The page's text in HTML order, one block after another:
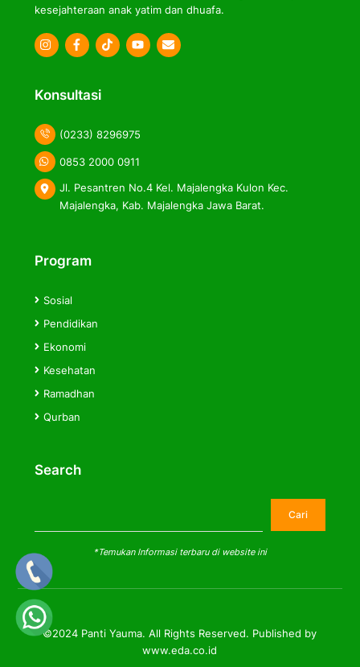
kesejahteraan anak yatim dan dhuafa.
Icon
Icon
Icon
Konsultasi
(0233) 8296975
0853 2000 0911
Jl. Pesantren No.4 Kel. Majalengka Kulon Kec.
Majalengka, Kab. Majalengka Jawa Barat.
Program
Sosial
Pendidikan
Ekonomi
Kesehatan
Ramadhan
Qurban
Search
Cari
*Temukan Informasi terbaru di website ini
©2024 Panti Yauma. All Rights Reserved. Published by
www.eda.co.id